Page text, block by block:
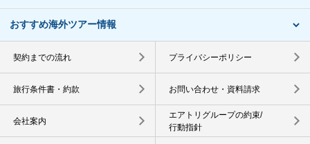
おすすめ海外ツアー情報
契約までの流れ プライバシーポリシー
旅行条件書・約款 お問い合わせ・資料請求
会社案内
エアトリグループの約束/
行動指針